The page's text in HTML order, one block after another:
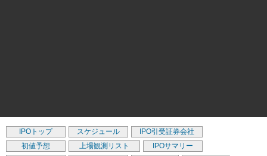
IPOトップ スケジュール
IPO引受証券会社
初値予想
上場観測リスト
IPOサマリー